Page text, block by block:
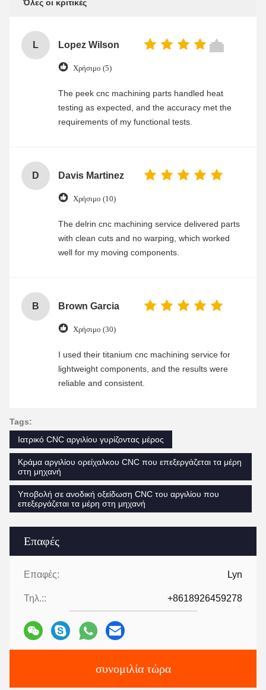
Επαφές
Επαφές: Lyn
Τηλ.:: +8618926459278
συνομιλία τώρα
Όλες οι κριτικές
L Lopez Wilson
Χρήσιμο (5)
The peek cnc machining parts handled heat
testing as expected, and the accuracy met the
requirements of my functional tests.
D Davis Martinez
Χρήσιμο (10)
The delrin cnc machining service delivered parts
with clean cuts and no warping, which worked
well for my moving components.
B Brown Garcia
Χρήσιμο (30)
I used their titanium cnc machining service for
lightweight components, and the results were
reliable and consistent.
Tags:
Ιατρικό CNC αργιλίου γυρίζοντας μέρος
Κράμα αργιλίου ορείχαλκου CNC που επεξεργάζεται τα μέρη
στη μηχανή
Υποβολή σε ανοδική οξείδωση CNC του αργιλίου που
επεξεργάζεται τα μέρη στη μηχανή